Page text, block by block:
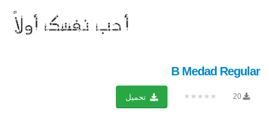
B Medad Regular
20
★★★★★ تحميل